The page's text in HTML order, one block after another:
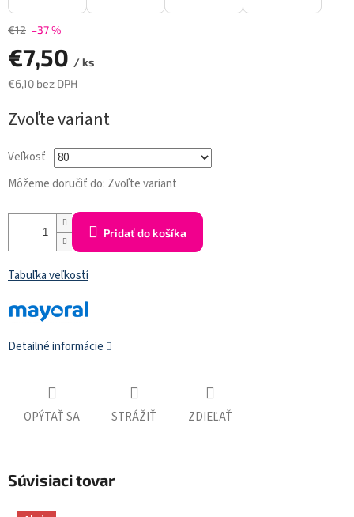
€12 –37 %
€7,50 / ks
€6,10 bez DPH
cena:
Zvoľte variant
Veľkosť
Môžeme doručiť do: Zvoľte variant
Pridať do košíka
Tabuľka veľkostí
Detailné informácie
OPÝTAŤ SA STRÁŽIŤ ZDIEĽAŤ
Súvisiaci tovar